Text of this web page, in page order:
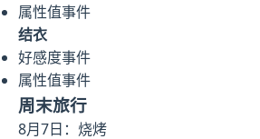
属性值事件
结衣
好感度事件
属性值事件
周末旅行
8月7日：烧烤